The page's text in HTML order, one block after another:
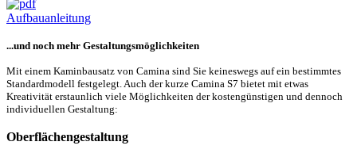
Aufbauanleitung
...und noch mehr Gestaltungsmöglichkeiten
Mit einem Kaminbausatz von Camina sind Sie keineswegs auf ein bestimmtes
Standardmodell festgelegt. Auch der kurze Camina S7 bietet mit etwas
Kreativität erstaunlich viele Möglichkeiten der kostengünstigen und dennoch
individuellen Gestaltung:
Oberflächengestaltung